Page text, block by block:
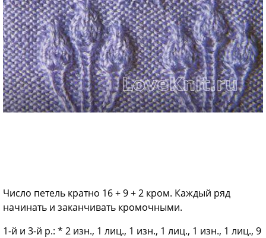
Число петель кратно 16 + 9 + 2 кром. Каждый ряд
начинать и заканчивать кромочными.
1-й и 3-й р.: * 2 изн., 1 лиц., 1 изн., 1 лиц., 1 изн., 1 лиц., 9